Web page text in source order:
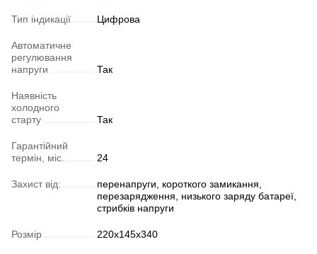
Тип індикації Цифрова
Автоматичне
регулювання
напруги
Так
Наявність
холодного
старту
Так
Гарантійний
термін, міс.
24
Захист від:
перенапруги, короткого замикання,
перезарядження, низького заряду батареї,
стрибків напруги
Розмір 220х145х340